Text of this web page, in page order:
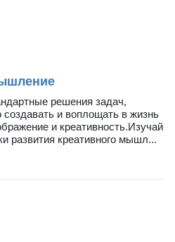
решения задач,
и воплощать в жизнь
и креативность.Изучай
развития креативного мышл...